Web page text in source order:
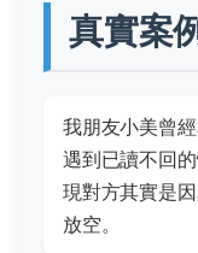
真實案
我朋友小美曾
遇到已讀不回
現對方其實是
放空。